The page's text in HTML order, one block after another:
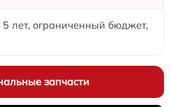
лет, ограниченный бюджет,
запчасти